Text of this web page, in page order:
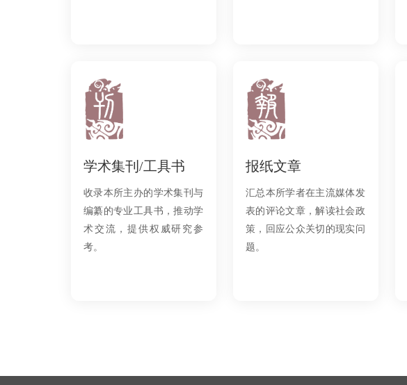
学术集刊/工具书
收录本所主办的学术集刊与
编纂的专业工具书，推动学
术交流，提供权威研究参
考。
报纸文章
汇总本所学者在主流媒体发
表的评论文章，解读社会政
策，回应公众关切的现实问
题。